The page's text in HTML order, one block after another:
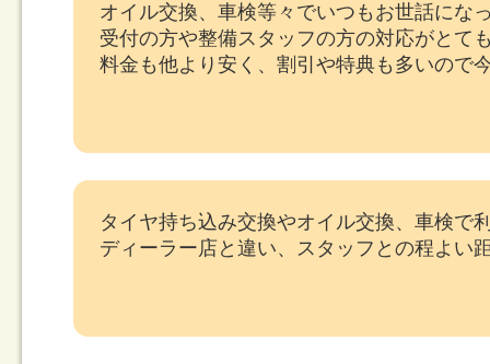
オイル交換、車検等々でいつもお世話にな
受付の方や整備スタッフの方の対応がとて
料金も他より安く、割引や特典も多いので
タイヤ持ち込み交換やオイル交換、車検で
ディーラー店と違い、スタッフとの程よい